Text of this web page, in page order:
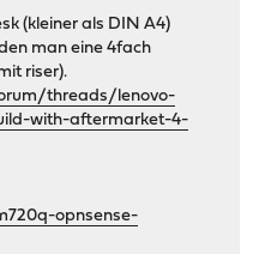
(kleiner als DIN A4)
man eine 4fach
riser).
threads/lenovo-
with-aftermarket-4-
opnsense-